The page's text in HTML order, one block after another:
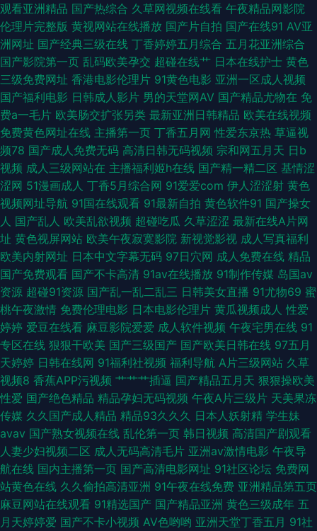
线 avtt久久天堂 麻豆二三区 欧美变态另类 午夜成人av剧场 www日本黄色
加勒比91AV 日本妈妈伦理 在线免费91 草逼福利 天天操操操丝袜 超碰在线
人人AV 欧美涩涩导航 91黄色图片 成人三级黄色网 久草老女合集在线 五月天
综合色色网 91网站直接看 麻豆旅游啪啪 伊人院大香蕉 韩日中文三级在线 青
娱乐老司机福利 伊人久香蕉 国产精品爱久久 欧美性爱精品一区 香蕉视频污
版 AV黃色 欧美黄色桃色 91主播色 国产色一色 欧亚另类综合 亚洲av资源网
站 国产伪娘91 日韩字幕在线观看 91看片下载 成人一级影片 久久伊人久久
91大神精品人妻 精品探花 香蕉超碰人妻 99影院激情文学 韩国三级A片 日本
韩国A片 综合色网 超碰ab 美女内射白浆 日韩有码网站
观看亚洲精品 国产热综合 久草网视频在线看 午夜精品网影院
伦理片完整版 黄视网站在线播放 国产片自拍 国产在线91 AV亚
洲网址 国产经典三级在线 丁香婷婷五月综合 五月花亚洲综合
国产影院第一页 乱码欧美孕交 超碰在线艹 日本在线护士 黄色
三级免费网址 香港电影伦理片 91黄色电影 亚洲一区成人视频
国产福利电影 日韩成人影片 男的天堂网AV 国产精品尤物在 免
费a一毛片 欧美肠交扩张另类 最新亚洲日韩精品 欧美在线视频
免费黄色网址在线 主播第一页 丁香五月网 性爱东京热 草逼视
频78 国产成人免费无码 高清日韩无码视频 宗和网五月天 日b
视频 成人三级网站在 主播福利姬h在线 国产精一精二区 基情涩
涩网 51漫画成人 丁香5月综合网 91爱爱com 伊人涩涩射 黄色
视频网址导航 91国在线观看 91最新自拍 黄色软件91 国产操女
人 国产乱人 欧美乱欲视频 超碰吃瓜 久草涩涩 最新在线A片网
址 黄色视屏网站 欧美午夜寂寞影院 新视觉影视 成人写真福利
欧美内射网址 日本中文字幕无码 97日穴网 成人免费在线 精品
国产免费观看 国产不卡高清 91av在线播放 91制作传媒 岛国av
资源 超碰91资源 国产乱一乱二乱三 日韩美女直播 91尤物69 蜜
桃午夜激情 免费伦理电影 日本电影伦理片 黄瓜视频成人 性爱
婷婷 爱豆在线看 麻豆影院爱爱 成人软件视频 午夜宅男在线 91
专区在线 狠狠干欧美 国产三级国产 国产欧美日韩在线 97五月
天婷婷 日韩在线网 91福利社视频 福利导航 A片三级网站 久草
视频8 香蕉APP污视频 艹艹艹插逼 国产精品五月天 狠狠操欧美
性爱 国产绝色精品 精品孕妇无码视频 午夜A片三级片 天美果冻
传媒 久久国产成人精品 精品93久久久 日本人妖射精 学生妹
avav 国产熟女视频在线 乱伦第一页 韩日视频 高清国产剧观看
人妻少妇视频二区 成人无码高清毛片 亚洲av激情电影 午夜导
航在线 国内主播第一页 国产高清电影网址 91社区论坛 免费网
站黄色在线 久久偷拍高清亚洲 91午夜在线免费 亚洲精品第五页
麻豆网站在线观看 91精选国产 国产精品亚洲 黄色三级成年 五
月天婷婷爱 国产不卡小视频 AV色哟哟 亚洲天堂丁香五月 91社